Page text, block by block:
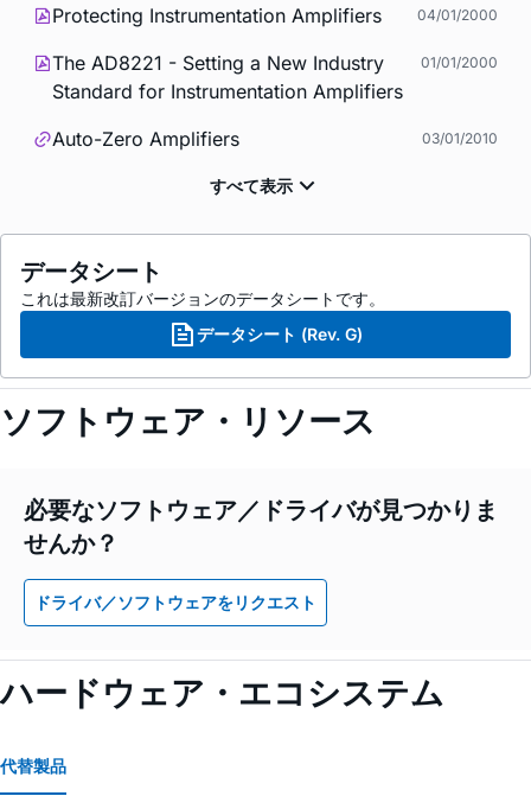
Protecting Instrumentation Amplifiers 04/01/2000
The AD8221 - Setting a New Industry
Standard for Instrumentation Amplifiers
01/01/2000
Auto-Zero Amplifiers 03/01/2010
データシート
これは最新改訂バージョンのデータシートです。
データシート (Rev. G)
ソフトウェア・リソース
必要なソフトウェア／ドライバが見つかりま
せんか？
ドライバ／ソフトウェアをリクエスト
ハードウェア・エコシステム
代替製品